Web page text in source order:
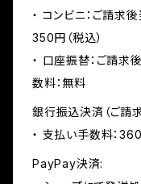
・ コンビニ：ご請求
350円（税込）
・ 口座振替：ご請求
数料：無料
銀行振込決済（ご請
・ 支払い手数料：360
PayPay決済: